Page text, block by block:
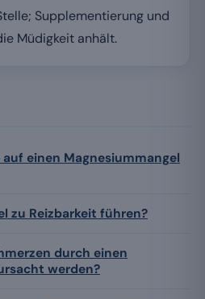
Supplementierung und
Müdigkeit anhält.
einen Magnesiummangel
zu Reizbarkeit führen?
durch einen
werden?